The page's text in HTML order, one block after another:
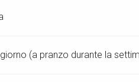
(a pranzo durante la